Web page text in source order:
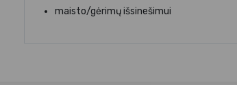
maisto/gėrimų išsinešimui